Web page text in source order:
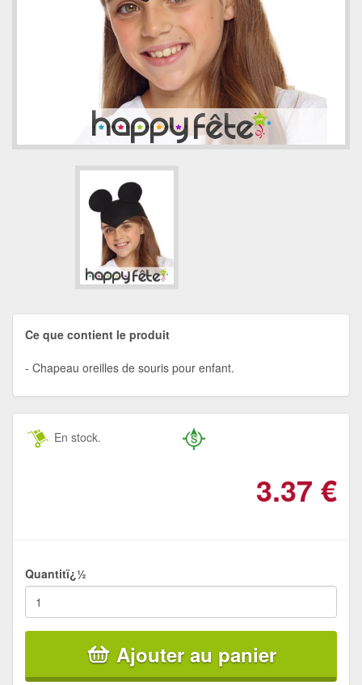
Ce que contient le produit
Chapeau oreilles de souris pour enfant.
En stock.
3.37 €
Quantitï¿½
Ajouter au panier